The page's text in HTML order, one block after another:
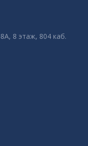
8 этаж, 804 каб.